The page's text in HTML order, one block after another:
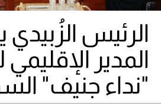
الرئيس الزُبيدي
المدير
"نداء جنيف"